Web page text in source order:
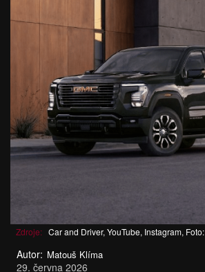
Zdroje: Car and Driver, YouTube, Instagram,
Autor: Matouš Klíma
29. června 2026